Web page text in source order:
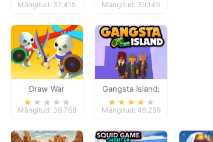
Mängitud: 37,415 Mängitud: 39,149
Draw War
Mängitud: 39,768
Gangsta Island:
Crime City
Mängitud: 48,259